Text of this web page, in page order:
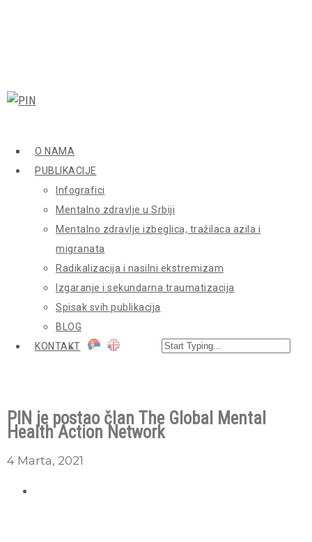
O NAMA
PUBLIKACIJE
Infografici
Mentalno zdravlje u Srbiji
Mentalno zdravlje izbeglica, tražilaca azila i
migranata
Radikalizacija i nasilni ekstremizam
Izgaranje i sekundarna traumatizacija
Spisak svih publikacija
BLOG
KONTAKT
PIN je postao član The Global Mental
Health Action Network
4 Marta, 2021